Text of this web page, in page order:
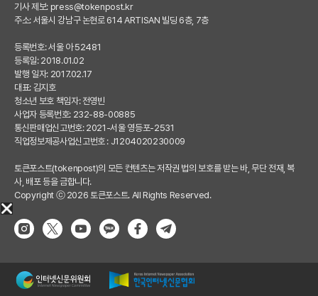
기사 제보: press@tokenpost.kr
주소: 서울시 강남구 논현로 614 ARTISAN 빌딩 6층, 7층
등록번호: 서울 아 52481
등록일: 2018.01.02
발행 일자: 2017.02.17
대표: 김지호
청소년 보호 책임자: 전영빈
사업자 등록번호: 232-88-00885
통신판매업신고번호: 2021-서울 영등포-2531
직업정보제공사업신고번호 : J1204020230009
토큰포스트(tokenpost)의 모든 컨텐츠는 저작권 법의 보호를 받는 바, 무단 전재, 복
사, 배포 등을 금합니다.
Copyright ⓒ 2026 토큰포스트. All Rights Reserved.